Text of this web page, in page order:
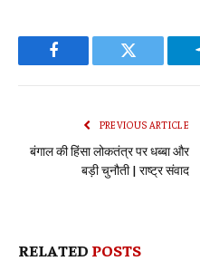
Facebook Twitter
PREVIOUS ARTICLE
बंगाल की हिंसा लोकतंत्र पर धब्बा और
बड़ी चुनौती | राष्ट्र संवाद
RELATED POSTS